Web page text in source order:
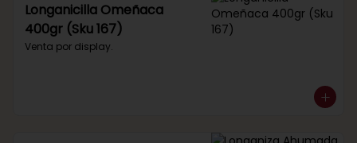
Longanicilla Omeñaca
400gr (Sku 167)
Venta por display.